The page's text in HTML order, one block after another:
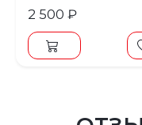
2 500 ₽